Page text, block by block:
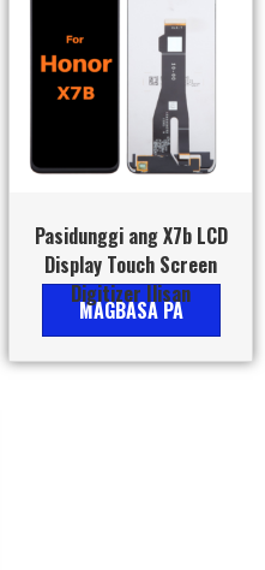
Pasidunggi ang X7b LCD
Display Touch Screen
Digitizer Ilisan
MAGBASA PA